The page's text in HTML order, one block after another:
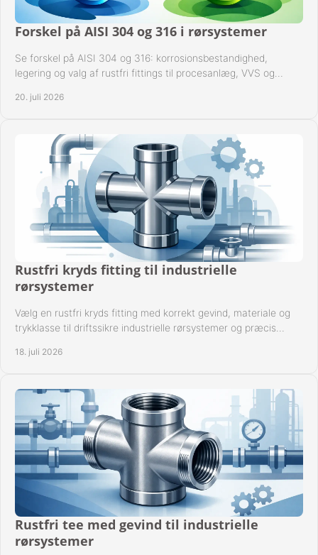
Forskel på AISI 304 og 316 i rørsystemer
Se forskel på AISI 304 og 316: korrosionsbestandighed,
legering og valg af rustfri fittings til procesanlæg, VVS og
20. juli 2026
Rustfri kryds fitting til industrielle
rørsystemer
Vælg en rustfri kryds fitting med korrekt gevind, materiale og
trykklasse til driftssikre industrielle rørsystemer og præcis
18. juli 2026
Rustfri tee med gevind til industrielle
rørsystemer